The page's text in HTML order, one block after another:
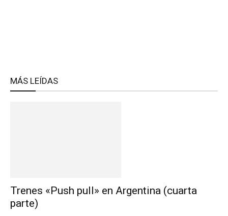
MÁS LEÍDAS
Trenes «Push pull» en Argentina (cuarta
parte)